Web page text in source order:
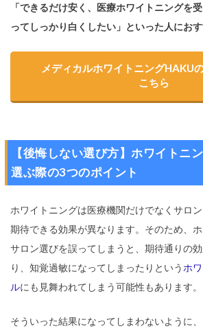
「できるだけ安く、医療ホワイトニングを
ってしっかり白くしたい」といった人におす
メディカルホワイトニングHAKU
こちら
【後悔しない選び方】ホワイトニ
選ぶ際の3つのポイント
ホワイトニングは医療機関だけでなくサロ
期待できる効果が異なります。そのため、
サロン選びを誤ってしまうと、期待通りの
り、知覚過敏になってしまったりという ホ
ルにも見舞われてしまう可能性もあります。
そういった結果になってしまわないように